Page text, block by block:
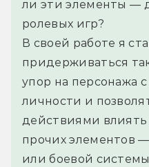
ли эти элементы —
ролевых игр?
В своей работе я
придерживаться
упор на персонажа
личности и
действиями
прочих элементов
или боевой